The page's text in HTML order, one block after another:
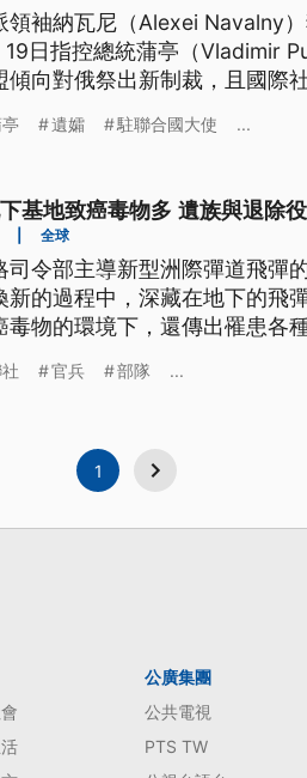
領袖納瓦尼（Alexei Navalny
日指控總統蒲亭（Vladimir
傾向對俄祭出新制裁，且國際
），首度打破沉默於社媒談
遺孀 駐聯合國大使 ...
基地致癌毒物多 遺族與退除
全球
司令部主導新型洲際彈道飛彈
新的過程中，深藏在地下的飛
毒物的環境下，還傳出罹患各
官兵 部隊 ...
1
公廣集團
公共電視
PTS TW